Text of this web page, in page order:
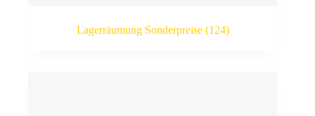
Lagerräumung Sonderpreise (124)